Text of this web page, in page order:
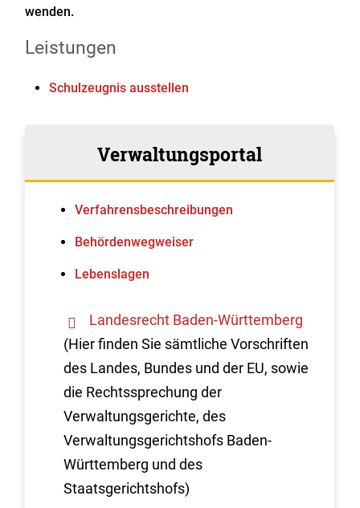
wenden.
Leistungen
Schulzeugnis ausstellen
Verwaltungsportal
Verfahrens­beschreibungen
Behördenwegweiser
Lebenslagen
Landesrecht Baden-Württemberg
(Hier finden Sie sämtliche Vorschriften
des Landes, Bundes und der EU, sowie
die Rechtssprechung der
Verwaltungsgerichte, des
Verwaltungsgerichtshofs Baden-
Württemberg und des
Staatsgerichtshofs)